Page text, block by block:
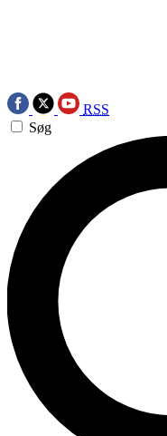
RSS
Søg